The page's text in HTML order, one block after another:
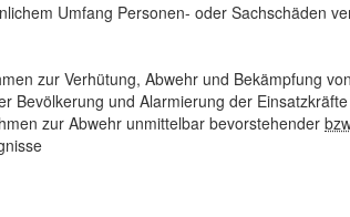
Umfang Personen- oder Sachschäden
zur Verhütung, Abwehr und Bekämpfung
Bevölkerung und Alarmierung der Einsatzkräfte
zur Abwehr unmittelbar bevorstehender